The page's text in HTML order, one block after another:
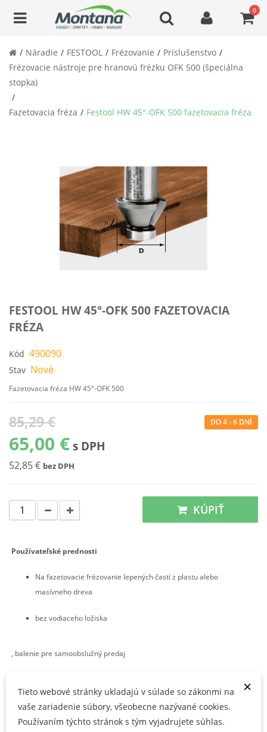
0
Náradie FESTOOL Frézovanie
Príslušenstvo
Frézovacie nástroje pre hranovú frézku OFK 500 (špeciálna
stopka)
Fazetovacia fréza Festool HW 45°-OFK 500 fazetovacia fréza
FESTOOL HW 45°-OFK 500 FAZETOVACIA
FRÉZA
Kód 490090
Stav Nové
Fazetovacia fréza HW 45°-OFK 500
85,29 €
65,00 € s DPH
52,85 € bez DPH
DO 4 - 6 DNÍ
KÚPIŤ
Používateľské prednosti
Na fazetovacie frézovanie lepených častí z plastu alebo
masívneho dreva
bez vodiaceho ložiska
, balenie pre samoobslužný predaj
PARAMETRE PRODUKTU
D (mm) 27
×
Tieto webové stránky ukladajú v súlade so zákonmi na
vaše zariadenie súbory, všeobecne nazývané cookies.
Používaním týchto stránok s tým vyjadrujete súhlas.